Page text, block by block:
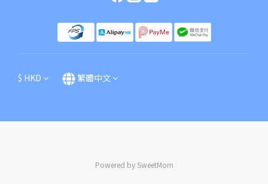
$ HKD 繁體中文
Powered by SweetMom